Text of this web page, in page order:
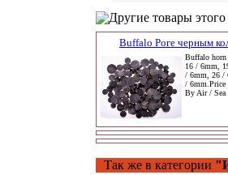
Другие товары
Buffalo Роге черным
Buffalo horn
16 / 6mm,
/ 6mm, 26 /
/ 6mm.Price
By Air / Sea
Так же в категории